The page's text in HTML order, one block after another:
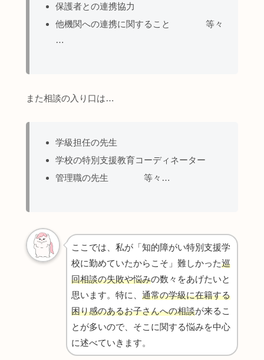
保護者との連携協力
他機関への連携に関すること 等々
…
また相談の入り口は…
学級担任の先生
学校の特別支援教育コーディネーター
管理職の先生 等々…
ここでは、私が「知的障がい特別支援学
校に勤めていたからこそ」難しかった巡
回相談の失敗や悩みの数々をあげたいと
思います。特に、 通常の学級に在籍する
困り感のあるお子さんへの相談が来るこ
とが多いので、そこに関する悩みを中心
に述べていきます。